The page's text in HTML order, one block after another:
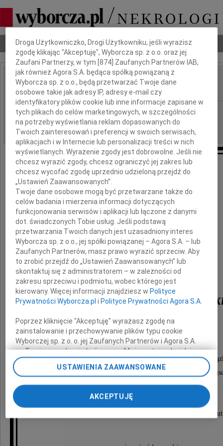
Nekrologi Odeszli Poradnik pogrzebowy
IMIĘ I NAZWISKO: Przemysław Lubowicki
REGION: Warszawa
DATA EMISJI: 08.10.2009
W dniu 5 października 2009 roku
zmarł, przeżywszy 77 lat,
nasz ukochany Mąż, Ojciec i Dziadek
Przemysław
Nabożeństwo żałobne odbędzie się
9 października 2009 roku o godzinie 11.00
w kościele św. Karola Boromeusza na Starych
po którym nastąpi wyprowadzenie na cmentarz
do grobu rodzinnego.
O czym zawiadamiają pogrążone w głębokim
Dbamy o Twoją prywatność
Droga Użytkowniczko, Drogi Użytkowniku, jeśli wyrazisz
zgodę klikając "Akceptuję", Wyborcza sp. z o.o. oraz jej
Zaufani Partnerzy, w tym [874 ] Zaufanych Partnerów IAB,
jak również Agora S.A. będąca spółką powiązaną z
Wyborcza sp. z o.o., będą przetwarzać Twoje dane
osobowe takie jak adresy IP, adresy e-mail czy
identyfikatory plików cookie lub inne informacje zapisane w
tych plikach do celów marketingowych, w szczególności
na potrzeby wyświetlania reklam dopasowanych do
Twoich zainteresowań i preferencji w swoich serwisach,
aplikacjach i w Internecie lub personalizacji treści w nich
wyświetlanych. Wyrażenie zgody jest dobrowolne. Jeśli nie
chcesz wyrazić zgody, chcesz ograniczyć jej zakres lub
chcesz wycofać zgodę uprzednio udzieloną przejdź do
„Ustawień Zaawansowanych”.
Twoje dane osobowe mogą być przetwarzane także do
celów badania i mierzenia informacji dotyczących
funkcjonowania serwisów i aplikacji lub łączone z danymi
dot. świadczonych Tobie usług. Jeśli podstawą
przetwarzania Twoich danych jest uzasadniony interes
Wyborcza sp. z o.o., jej spółki powiązanej – Agora S.A. – lub
Zaufanych Partnerów, masz prawo wyrazić sprzeciw. Aby
to zrobić przejdź do „Ustawień Zaawansowanych” lub
skontaktuj się z administratorem – w zależności od
zakresu sprzeciwu i podmiotu, wobec którego jest
kierowany. Więcej informacji znajdziesz w Polityce
Prywatności Wyborcza.pl i Polityce Prywatności Agora S.A.
Poprzez kliknięcie "Akceptuję" wyrażasz zgodę na
zainstalowanie i przechowywanie plików typu cookie
Wyborczej sp. z o. o. jej Zaufanych Partnerów i Agora S.A.
na Twoim urządzeniu końcowym. Możesz też w każdej
chwili zmienić swoje preferencje dot. plików cookie,
ponownie wywołując narzędzie do zarządzania Twoimi
odnośnik „Ustawienia prywatności” w stopce serwisu i
przechodząc do sekcji „Ustawienia zaawansowane”.
Zmiana ustawień plików cookie możliwa jest także za
pomocą ustawień przeglądarki.
USTAWIENIA ZAAWANSOWANE
AKCEPTUJĘ